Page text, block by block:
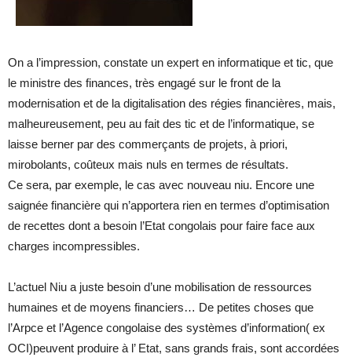
On a l’impression, constate un expert en informatique et tic, que
le ministre des finances, très engagé sur le front de la
modernisation et de la digitalisation des régies financières, mais,
malheureusement, peu au fait des tic et de l’informatique, se
laisse berner par des commerçants de projets, à priori,
mirobolants, coûteux mais nuls en termes de résultats.
Ce sera, par exemple, le cas avec nouveau niu. Encore une
saignée financière qui n’apportera rien en termes d’optimisation
de recettes dont a besoin l’Etat congolais pour faire face aux
charges incompressibles.
L’actuel Niu a juste besoin d’une mobilisation de ressources
humaines et de moyens financiers… De petites choses que
l’Arpce et l’Agence congolaise des systèmes d’information( ex
OCI)peuvent produire à l’ Etat, sans grands frais, sont accordées